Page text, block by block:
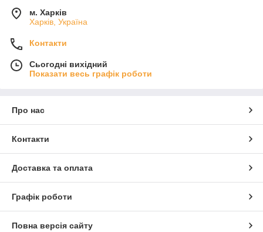
м. Харків
Харків, Україна
Контакти
Сьогодні вихідний
Показати весь графік роботи
Про нас
Контакти
Доставка та оплата
Графік роботи
Повна версія сайту